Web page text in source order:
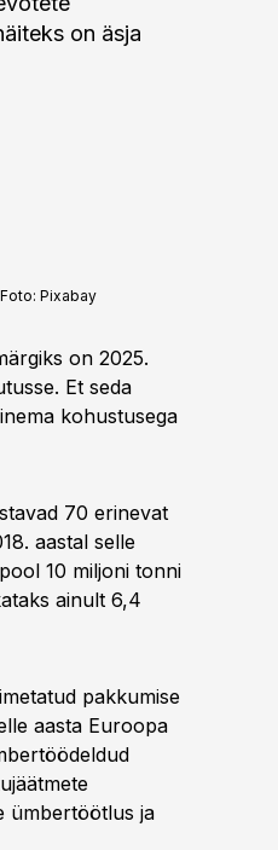
on äsja
Foto: Pixabay
on 2025.
Et seda
kohustusega
70 erinevat
aastal selle
10 miljoni tonni
ainult 6,4
pakkumise
aasta Euroopa
ümbertöötlus ja